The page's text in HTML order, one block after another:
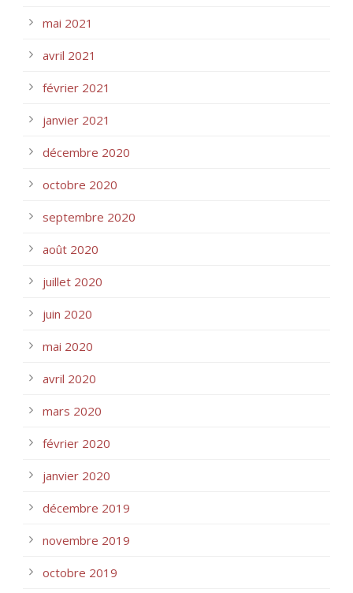
mai 2021
avril 2021
février 2021
janvier 2021
décembre 2020
octobre 2020
septembre 2020
août 2020
juillet 2020
juin 2020
mai 2020
avril 2020
mars 2020
février 2020
janvier 2020
décembre 2019
novembre 2019
octobre 2019